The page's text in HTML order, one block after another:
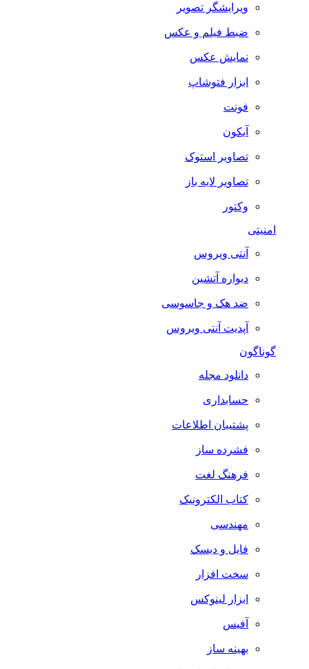
ویرایشگر تصویر
ضبط فيلم و عكس
نمایش عکس
ابزار فتوشاپ
فونت
آیکون
تصاویر استوک
تصاویر لایه باز
وکتور
آنتی ویروس
دیواره آتشین
ضد هک و جاسوسی
آپدیت آنتی ویروس
گوناگون
دانلود مجله
حسابداری
پشتیبان اطلاعات
فشرده ساز
فرهنگ لغت
کتاب الکترونیک
مهندسی
فایل و دیسک
سخت افزار
ابزار لینوکس
آفیس
بهینه ساز